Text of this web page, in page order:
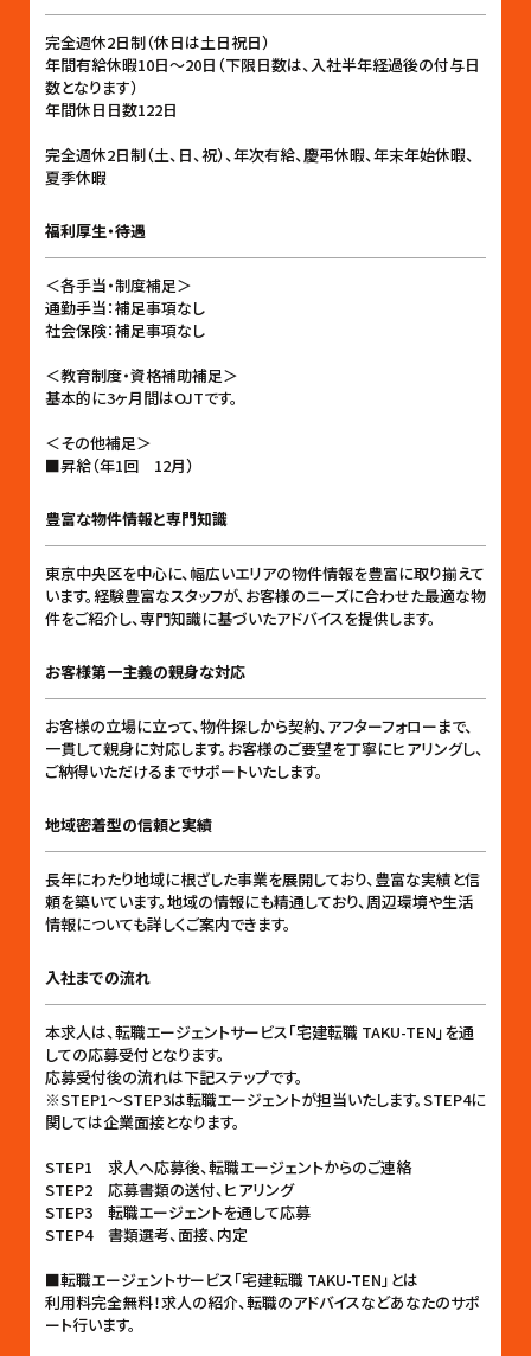
完全週休2日制（休日は土日祝日）
年間有給休暇10日〜20日（下限日数は、入社半年経過後の付与日
数となります）
年間休日日数122日
完全週休2日制（土、日、祝）、年次有給、慶弔休暇、年末年始休暇、
夏季休暇
福利厚生・待遇
＜各手当・制度補足＞
通勤手当：補足事項なし
社会保険：補足事項なし
＜教育制度・資格補助補足＞
基本的に3ヶ月間はOJTです。
＜その他補足＞
■昇給（年1回 12月）
豊富な物件情報と専門知識
東京中央区を中心に、幅広いエリアの物件情報を豊富に取り揃えて
います。経験豊富なスタッフが、お客様のニーズに合わせた最適な物
件をご紹介し、専門知識に基づいたアドバイスを提供します。
お客様第一主義の親身な対応
お客様の立場に立って、物件探しから契約、アフターフォローまで、
一貫して親身に対応します。お客様のご要望を丁寧にヒアリングし、
ご納得いただけるまでサポートいたします。
地域密着型の信頼と実績
長年にわたり地域に根ざした事業を展開しており、豊富な実績と信
頼を築いています。地域の情報にも精通しており、周辺環境や生活
情報についても詳しくご案内できます。
入社までの流れ
本求人は、転職エージェントサービス「宅建転職 TAKU-TEN」を通
しての応募受付となります。
応募受付後の流れは下記ステップです。
※STEP1〜STEP3は転職エージェントが担当いたします。STEP4に
関しては企業面接となります。
STEP1 求人へ応募後、転職エージェントからのご連絡
STEP2 応募書類の送付、ヒアリング
STEP3 転職エージェントを通して応募
STEP4 書類選考、面接、内定
■転職エージェントサービス「宅建転職 TAKU-TEN」とは
利用料完全無料！求人の紹介、転職のアドバイスなどあなたのサポ
ート行います。